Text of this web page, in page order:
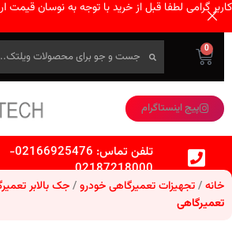
0
پیج اینستاگرام
تلفن تماس: 02166925476
-
02187218000
خانه تجهیزات تعمیرگاهی خودرو جک بالابر
تعمیرگاهی
کاربر گرامی لطفا قبل از خرید با توجه به نوسان قیمت